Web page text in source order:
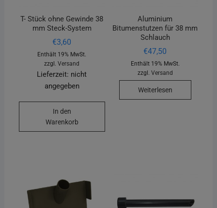
T- Stück ohne Gewinde 38
mm Steck-System
€3,60
Enthält 19% MwSt.
zzgl.Versand
Lieferzeit: nicht
angegeben
In den
Warenkorb
Aluminium
Bitumenstutzen für 38 mm
Schlauch
€47,50
Enthält 19% MwSt.
zzgl. Versand
Weiterlesen